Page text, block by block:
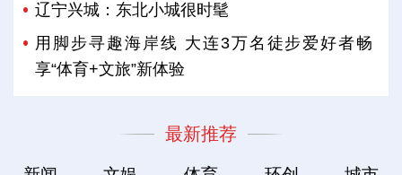
辽宁兴城：东北小城很时髦
用脚步寻趣海岸线 大连3万名徒步爱好者畅
享“体育+文旅”新体验
最新推荐